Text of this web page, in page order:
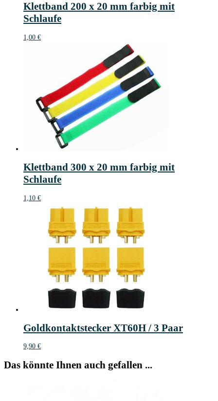
Klettband 200 x 20 mm farbig mit
Schlaufe
1,00 €
Klettband 300 x 20 mm farbig mit
Schlaufe
1,10 €
Goldkontaktstecker XT60H / 3 Paar
9,90 €
Das könnte Ihnen auch gefallen ...